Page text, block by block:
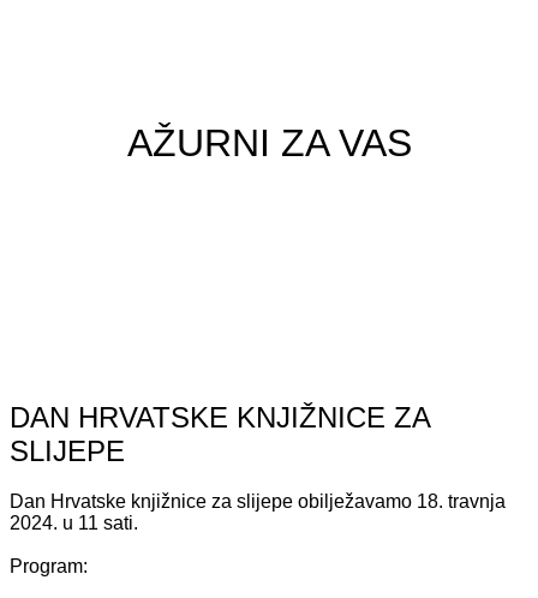
AŽURNI ZA VAS
DAN HRVATSKE KNJIŽNICE ZA
SLIJEPE
Dan Hrvatske knjižnice za slijepe obilježavamo 18. travnja
2024. u 11 sati.
Program: